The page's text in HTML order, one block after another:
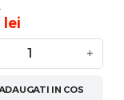
lei
+
IN COS